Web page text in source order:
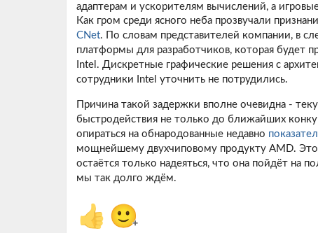
адаптерам и ускорителям вычислений, а
Как гром среди ясного неба прозвучали
CNet. По словам представителей компании, в
платформы для разработчиков, которая будет
Intel. Дискретные графические решения с
сотрудники Intel уточнить не потрудились.
Причина такой задержки вполне очевидна -
быстродействия не только до ближайших
опираться на обнародованные недавно
мощнейшему двухчиповому продукту AMD. Это
остаётся только надеяться, что она пойдёт на
мы так долго ждём.
👍 🙂
+